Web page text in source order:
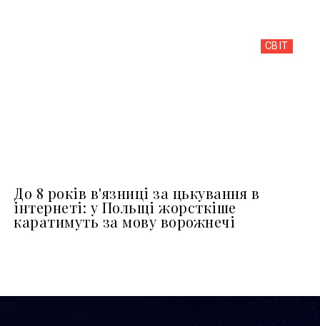
СВІТ
До 8 років в'язниці за цькування в
інтернеті: у Польщі жорсткіше
каратимуть за мову ворожнечі